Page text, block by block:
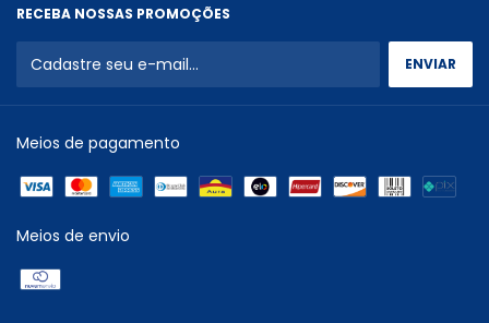
RECEBA NOSSAS PROMOÇÕES
Meios de pagamento
Meios de envio